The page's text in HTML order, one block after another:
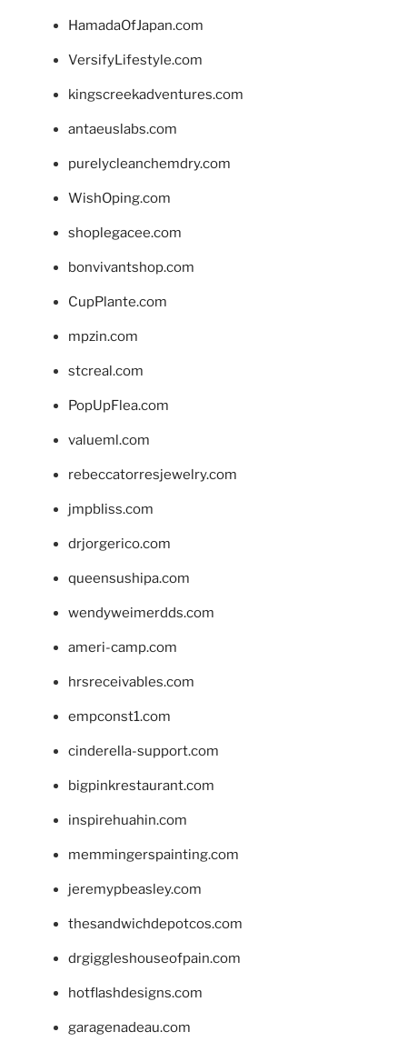
HamadaOfJapan.com
VersifyLifestyle.com
kingscreekadventures.com
antaeuslabs.com
purelycleanchemdry.com
WishOping.com
shoplegacee.com
bonvivantshop.com
CupPlante.com
mpzin.com
stcreal.com
PopUpFlea.com
valueml.com
rebeccatorresjewelry.com
jmpbliss.com
drjorgerico.com
queensushipa.com
wendyweimerdds.com
ameri-camp.com
hrsreceivables.com
empconst1.com
cinderella-support.com
bigpinkrestaurant.com
inspirehuahin.com
memmingerspainting.com
jeremypbeasley.com
thesandwichdepotcos.com
drgiggleshouseofpain.com
hotflashdesigns.com
garagenadeau.com